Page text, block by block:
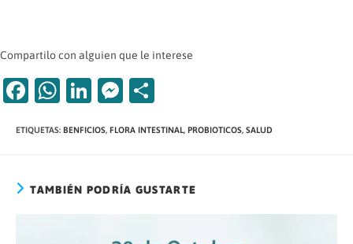
Compartilo con alguien que le interese
Fa
e
o
W
at
A
p
Li
k
dI
M
se
g
m
ar
ETIQUETAS: BENFICIOS, FLORA INTESTINAL, PROBIOTICOS, SALUD
TAMBIÉN PODRÍA GUSTARTE